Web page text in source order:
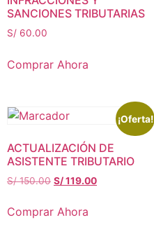
SANCIONES TRIBUTARIAS
S/ 60.00
Comprar Ahora
¡Oferta!
ACTUALIZACIÓN DE
ASISTENTE TRIBUTARIO
S/150.00 El
original
S/119.00El
Comprar Ahora